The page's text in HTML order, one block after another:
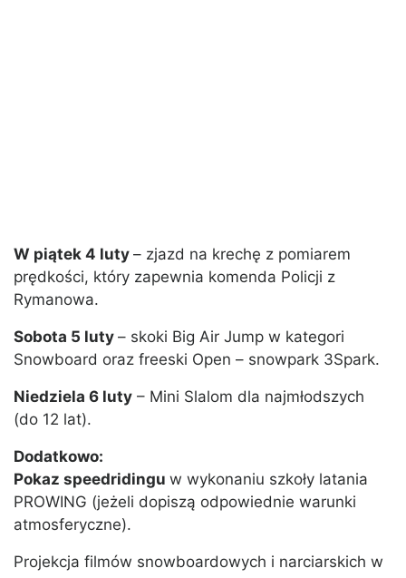
W piątek 4 luty – zjazd na krechę z pomiarem
prędkości, który zapewnia komenda Policji z
Rymanowa.
Sobota 5 luty – skoki Big Air Jump w kategori
Snowboard oraz freeski Open – snowpark 3Spark.
Niedziela 6 luty – Mini Slalom dla najmłodszych
(do 12 lat).
Dodatkowo:
Pokaz speedridingu w wykonaniu szkoły latania
PROWING (jeżeli dopiszą odpowiednie warunki
atmosferyczne).
Projekcja filmów snowboardowych i narciarskich w